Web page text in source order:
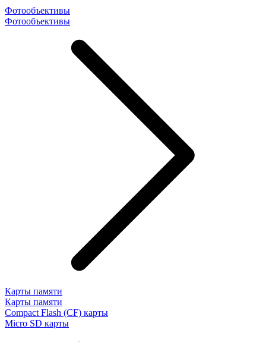
Фотообъективы
Фотообъективы
Карты памяти
Карты памяти
Compact Flash (CF) карты
Micro SD карты